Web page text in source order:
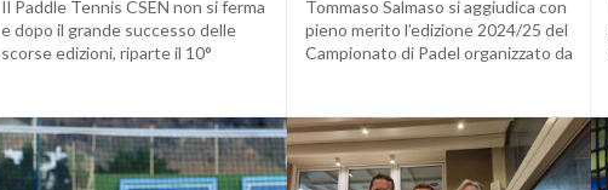
Il Paddle Tennis CSEN non si ferma
e dopo il grande successo delle
scorse edizioni, riparte il 10°
Tommaso Salmaso si aggiudica con
pieno merito l’edizione 2024/25 del
Campionato di Padel organizzato da